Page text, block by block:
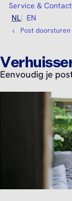
Service & Contact
NL
EN
Post doorsturen
Eenvoudig je